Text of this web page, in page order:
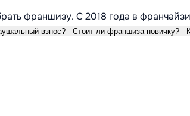
франшизу. С 2018 года в
взнос? Стоит ли франшиза новичку?